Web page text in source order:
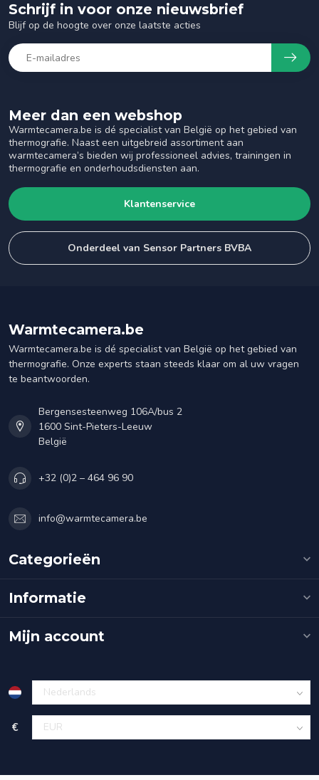
Meer dan een webshop
Warmtecamera.be is dé specialist van België op het gebied van
thermografie. Naast een uitgebreid assortiment aan
warmtecamera’s bieden wij professioneel advies, trainingen in
thermografie en onderhoudsdiensten aan.
Klantenservice
Onderdeel van Sensor Partners BVBA
Schrijf in voor onze nieuwsbrief
Blijf op de hoogte over onze laatste acties
Warmtecamera.be
Warmtecamera.be is dé specialist van België op het gebied van
thermografie. Onze experts staan steeds klaar om al uw vragen
te beantwoorden.
Bergensesteenweg 106A/bus 2
1600 Sint-Pieters-Leeuw
België
+32 (0)2 – 464 96 90
info@warmtecamera.be
Categorieën
Informatie
Mijn account
€